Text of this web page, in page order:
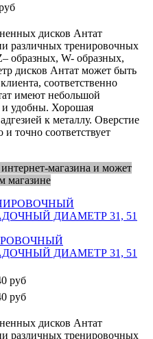
дисков Антат
различных тренировочных
образных, W- образных,
дисков Антат может быть
соответственно
имеют небольшой
удобны. Хорошая
к металлу. Оверстие
точно соответствует
магазина и может
магазине
ДИАМЕТР 31, 51
руб
руб
дисков Антат
различных тренировочных